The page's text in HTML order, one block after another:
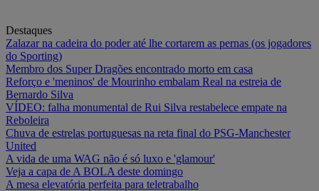
Destaques
Zalazar na cadeira do poder até lhe cortarem as pernas (os jogadores
do Sporting)
Membro dos Super Dragões encontrado morto em casa
Reforço e 'meninos' de Mourinho embalam Real na estreia de
Bernardo Silva
VÍDEO: falha monumental de Rui Silva restabelece empate na
Reboleira
Chuva de estrelas portuguesas na reta final do PSG-Manchester
United
A vida de uma WAG não é só luxo e 'glamour'
Veja a capa de A BOLA deste domingo
A mesa elevatória perfeita para teletrabalho